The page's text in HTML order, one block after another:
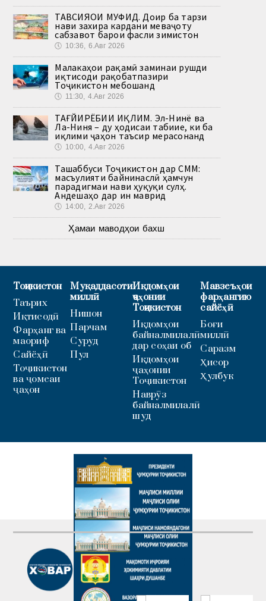
ТАВСИЯҲОИ МУФИД. Доир ба тарзи
нави захира кардани меваҷоту
сабзавот барои фасли зимистон
🕔 10:36, 6.Авг 2026
Малакаҳои рақамӣ заминаи рушди
иқтисоди рақобатпазири
Тоҷикистон мебошанд
🕔 11:30, 4.Авг 2026
ТАҒЙИРЁБИИ ИҚЛИМ. Эл-Нинё ва
Ла-Ниня – ду ҳодисаи табиие, ки ба
иқлими ҷаҳон таъсир мерасонанд
🕔 10:00, 4.Авг 2026
Ташаббуси Тоҷикистон дар СММ:
масъулияти байнинаслӣ ҳамчун
парадигмаи нави ҳуқуқи сулҳ.
Андешаҳо дар ин маврид
🕔 14:00, 2.Авг 2026
Ҳамаи маводҳои бахш
Тоҷикистон
Таърих
Иқтисодӣ
Фарҳанг ва
маориф
Сайёҳӣ
Тоҷикистон
ва ҷомеаи
ҷаҳон
Муқаддасоти
миллӣ
Нишон
Парчам
Суруд
Пул
Иқдомҳои
ҷаҳонии
Тоҷикистон
Иқдомҳои
байналмилалӣ
дар соҳаи об
Иқдомҳои
ҷаҳонии
Тоҷикистон
Наврӯз
байналмилалӣ
шуд
Мавзеъҳои
фарҳангию
сайёҳӣ
Боғи
миллӣ
Саразм
Ҳисор
Ҳулбук